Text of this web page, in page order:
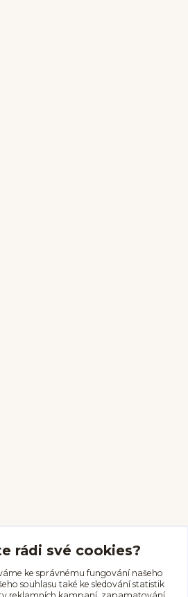
038
rádi své cookies?
ke správnému fungování našeho
souhlasu také ke sledování statistik